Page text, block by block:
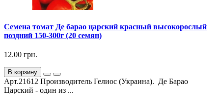
Семена томат Де барао царский красный высокорослый
поздний 150-300г (20 семян)
12.00 грн.
В корзину
Арт.21612 Производитель Гелиос (Украина). Де Барао
Царский - один из ...